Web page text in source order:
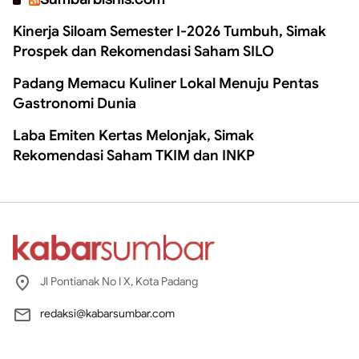
Kinerja Siloam Semester I-2026 Tumbuh, Simak
Prospek dan Rekomendasi Saham SILO
Padang Memacu Kuliner Lokal Menuju Pentas
Gastronomi Dunia
Laba Emiten Kertas Melonjak, Simak
Rekomendasi Saham TKIM dan INKP
Jl Pontianak No I X, Kota Padang
redaksi@kabarsumbar.com